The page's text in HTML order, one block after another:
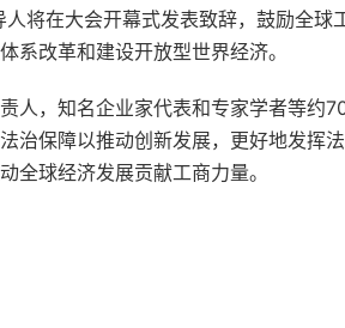
将在大会开幕式发表致辞，鼓励全球
系改革和建设开放型世界经济。
人，知名企业家代表和专家学者等约
保障以推动创新发展，更好地发挥法
全球经济发展贡献工商力量。